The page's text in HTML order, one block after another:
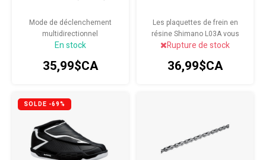
Mode de déclenchement
multidirectionnel
En stock
35,99$CA
Les plaquettes de frein en
résine Shimano L03A vous
offriront des performances de
route. Les palmes Ice Tech
Rupture de stock
36,99$CA
SOLDE -69%